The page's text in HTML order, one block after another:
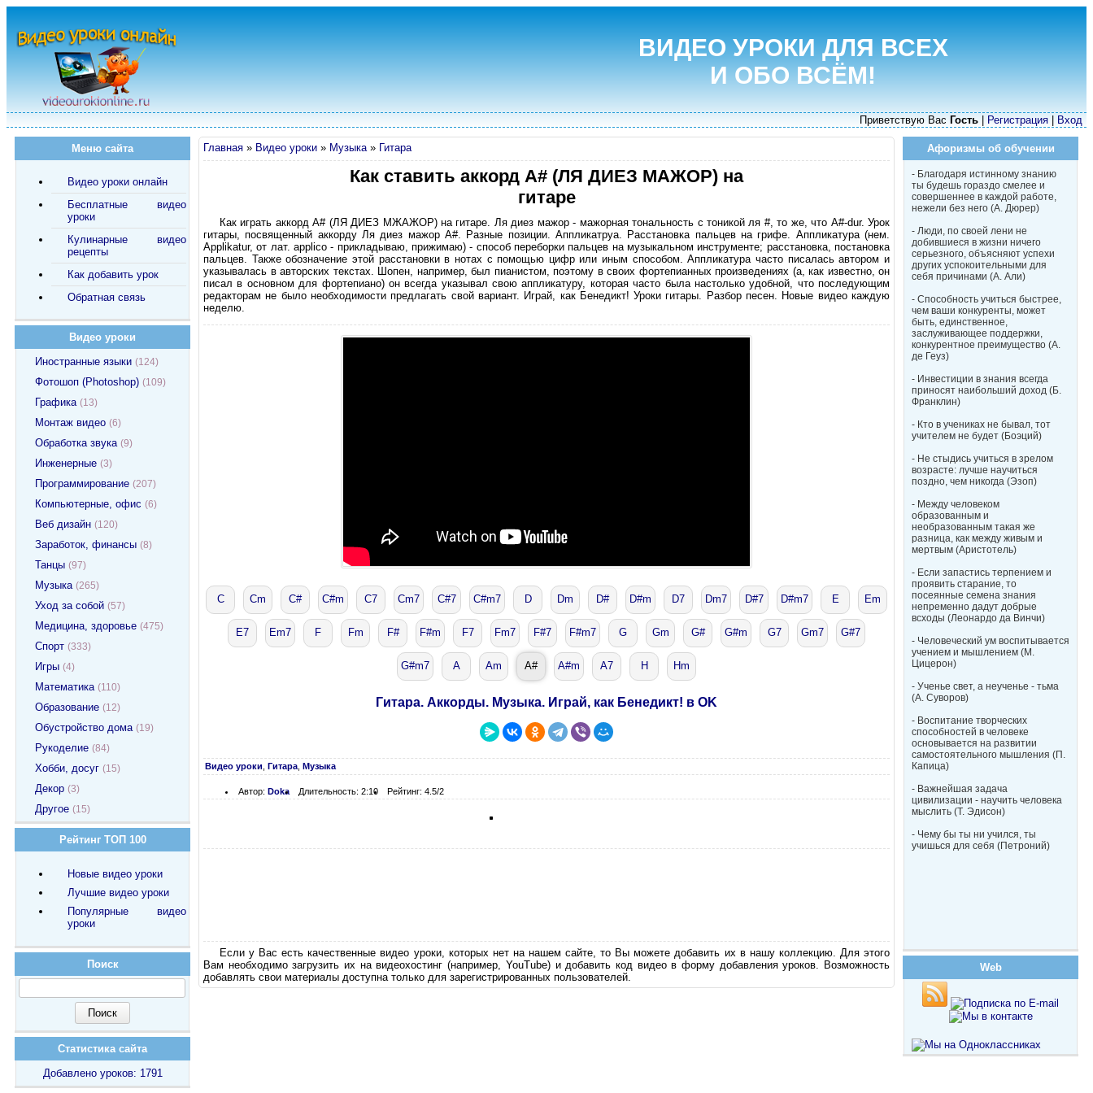
ВИДЕО УРОКИ ДЛЯ ВСЕХ
И ОБО ВСЁМ!
Приветствую Вас Гость Регистрация Вход
Главная » Видео уроки » Музыка» Гитара
Как ставить аккорд A# (ЛЯ ДИЕЗ МАЖОР) на
гитаре
Как играть аккорд A# (ЛЯ ДИЕЗ МЖАЖОР) на гитаре. Ля диез мажор - мажорная тональность с тоникой ля #, то же, что A#-dur. Урок
гитары, посвященный аккорду Ля диез мажор A#. Разные позиции. Аппликатруа. Расстановка пальцев на грифе. Аппликатура (нем.
Applikatur, от лат. applico - прикладываю, прижимаю) - способ переборки пальцев на музыкальном инструменте; расстановка, постановка
пальцев. Также обозначение этой расстановки в нотах с помощью цифр или иным способом. Аппликатура часто писалась автором и
указывалась в авторских текстах. Шопен, например, был пианистом, поэтому в своих фортепианных произведениях (а, как известно, он
писал в основном для фортепиано) он всегда указывал свою аппликатуру, которая часто была настолько удобной, что последующим
редакторам не было необходимости предлагать свой вариант. Играй, как Бенедикт! Уроки гитары. Разбор песен. Новые видео каждую
неделю.
C Cm С# C#m C7 Cm7 C#7 C#m7 D Dm D# D#m D7 Dm7 D#7 D#m7 E Em
E7 Em7 F Fm F# F#m F7 Fm7 F#7 F#m7 G Gm G# G#m G7 Gm7 G#7
G#m7 A Am A# A#m A7 H Hm
Гитара. Аккорды. Музыка. Играй, как Бенедикт! в OK
Видео уроки Гитара Музыка
Автор: Doka Длительность: 2:10 Рейтинг: 4.5/2
Если у Вас есть качественные видео уроки, которых нет на нашем сайте, то Вы можете добавить их в нашу коллекцию. Для этого
Вам необходимо загрузить их на видеохостинг (например, YouTube) и добавить код видео в форму добавления уроков. Возможность
добавлять свои материалы доступна только для зарегистрированных пользователей.
Меню сайта
Видео уроки онлайн
Бесплатные видео
уроки
Кулинарные видео
рецепты
Как добавить урок
Обратная связь
Видео уроки
Иностранные языки (124)
Фотошоп (Photoshop) (109)
Графика (13)
Монтаж видео (6)
Обработка звука (9)
Инженерные (3)
Программирование (207)
Компьютерные, офис (6)
Веб дизайн (120)
Заработок, финансы (8)
Танцы (97)
Музыка (265)
Уход за собой (57)
Медицина, здоровье (475)
Спорт (333)
Игры (4)
Математика (110)
Образование (12)
Обустройство дома (19)
Рукоделие (84)
Хобби, досуг (15)
Декор (3)
Другое (15)
Рейтинг ТОП 100
Новые видео уроки
Лучшие видео уроки
Популярные видео
уроки
Поиск
Статистика сайта
Добавлено уроков: 1791
Афоризмы об обучении
- Благодаря истинному знанию
ты будешь гораздо смелее и
совершеннее в каждой работе,
нежели без него (А. Дюрер)
- Люди, по своей лени не
добившиеся в жизни ничего
серьезного, объясняют успехи
других успокоительными для
себя причинами (А. Али)
- Способность учиться быстрее,
чем ваши конкуренты, может
быть, единственное,
заслуживающее поддержки,
конкурентное преимущество (А.
де Геуз)
- Инвестиции в знания всегда
приносят наибольший доход (Б.
Франклин)
- Кто в учениках не бывал, тот
учителем не будет (Боэций)
- Не стыдись учиться в зрелом
возрасте: лучше научиться
поздно, чем никогда (Эзоп)
- Между человеком
образованным и
необразованным такая же
разница, как между живым и
мертвым (Аристотель)
- Если запастись терпением и
проявить старание, то
посеянные семена знания
непременно дадут добрые
всходы (Леонардо да Винчи)
- Человеческий ум воспитывается
учением и мышлением (М.
Цицерон)
- Ученье свет, а неученье - тьма
(А. Суворов)
- Воспитание творческих
способностей в человеке
основывается на развитии
самостоятельного мышления (П.
Капица)
- Важнейшая задача
цивилизации - научить человека
мыслить (Т. Эдисон)
- Чему бы ты ни учился, ты
учишься для себя (Петроний)
Web